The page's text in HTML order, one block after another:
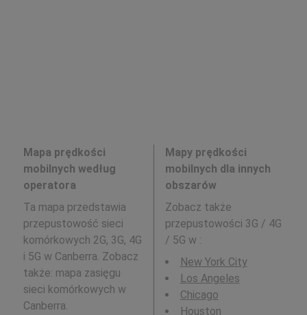
Mapa prędkości
mobilnych według
operatora
Ta mapa przedstawia
przepustowość sieci
komórkowych 2G, 3G, 4G
i 5G w Canberra. Zobacz
także: mapa zasięgu
sieci komórkowych w
Canberra.
Mapy prędkości
mobilnych dla innych
obszarów
Zobacz także
przepustowości 3G / 4G
/ 5G w :
New York City
Los Angeles
Chicago
Houston